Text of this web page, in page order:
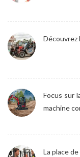
Découvrez
Focus sur
machine
La place